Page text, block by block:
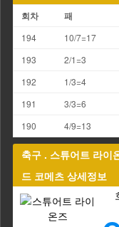
회차 패
194 10/7=17
193
2/1=3
192
1/3=4
191
3/3=6
190
4/9=13
축구 . 스튜어트 라이
드 코메츠 상세정보